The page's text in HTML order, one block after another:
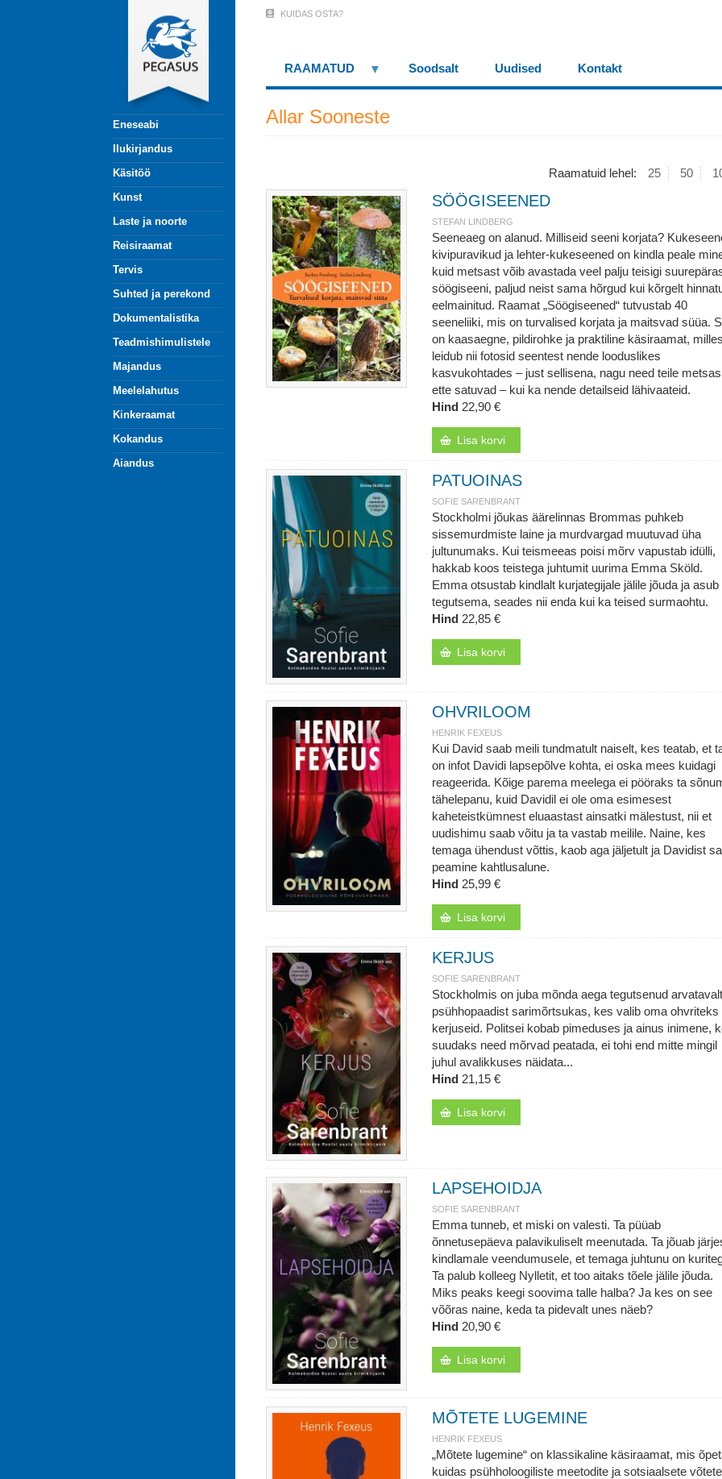
Eneseabi
Ilukirjandus
Käsitöö
Kunst
Laste ja noorte
Reisiraamat
Tervis
Suhted ja perekond
Dokumentalistika
Teadmishimulistele
Majandus
Meelelahutus
Kinkeraamat
Kokandus
Aiandus
Menu
(logged
KUIDAS OSTA?
RAAMATUD Soodsalt Uudised Kontakt
Allar Sooneste
Raamatuid lehel: 25 50
SÖÖGISEENED
STEFAN LINDBERG
Seeneaeg on alanud. Milliseid seeni korjata?
kivipuravikud ja lehter-kukeseened on kindla peale
kuid metsast võib avastada veel palju teisigi
söögiseeni, paljud neist sama hõrgud kui kõrgelt
eelmainitud. Raamat „Söögiseened“ tutvustab 40
seeneliiki, mis on turvalised korjata ja maitsvad süüa.
on kaasaegne, pildirohke ja praktiline käsiraamat, milles
leidub nii fotosid seentest nende looduslikes
kasvukohtades – just sellisena, nagu need teile metsas
ette satuvad – kui ka nende detailseid lähivaateid.
Hind 22,90 €
Lisa korvi
PATUOINAS
SOFIE SARENBRANT
Stockholmi jõukas äärelinnas Brommas puhkeb
sissemurdmiste laine ja murdvargad muutuvad üha
jultunumaks. Kui teismeeas poisi mõrv vapustab idülli,
hakkab koos teistega juhtumit uurima Emma Sköld.
Emma otsustab kindlalt kurjategijale jälile jõuda ja asub
tegutsema, seades nii enda kui ka teised surmaohtu.
Hind 22,85 €
Lisa korvi
OHVRILOOM
HENRIK FEXEUS
Kui David saab meili tundmatult naiselt, kes teatab, et
on infot Davidi lapsepõlve kohta, ei oska mees kuidagi
reageerida. Kõige parema meelega ei pööraks ta
tähelepanu, kuid Davidil ei ole oma esimesest
kaheteistkümnest eluaastast ainsatki mälestust, nii et
uudishimu saab võitu ja ta vastab meilile. Naine, kes
temaga ühendust võttis, kaob aga jäljetult ja Davidist
peamine kahtlusalune.
Hind 25,99 €
Lisa korvi
KERJUS
SOFIE SARENBRANT
Stockholmis on juba mõnda aega tegutsenud arvatavalt
psühhopaadist sarimõrtsukas, kes valib oma ohvriteks
kerjuseid. Politsei kobab pimeduses ja ainus inimene,
suudaks need mõrvad peatada, ei tohi end mitte mingil
juhul avalikkuses näidata...
Hind 21,15 €
Lisa korvi
LAPSEHOIDJA
SOFIE SARENBRANT
Emma tunneb, et miski on valesti. Ta püüab
õnnetusepäeva palavikuliselt meenutada. Ta jõuab
kindlamale veendumusele, et temaga juhtunu on
Ta palub kolleeg Nylletit, et too aitaks tõele jälile jõuda.
Miks peaks keegi soovima talle halba? Ja kes on see
võõras naine, keda ta pidevalt unes näeb?
Hind 20,90 €
Lisa korvi
MÕTETE LUGEMINE
HENRIK FEXEUS
„Mõtete lugemine“ on klassikaline käsiraamat, mis
kuidas psühholoogiliste meetodite ja sotsiaalsete võtete